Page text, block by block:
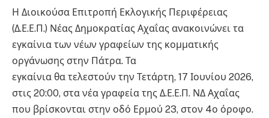
Η Διοικούσα Επιτροπή Εκλογικής Περιφέρειας
(Δ.Ε.Ε.Π.) Νέας Δημοκρατίας Αχαΐας ανακοινώνει τα
εγκαίνια των νέων γραφείων της κομματικής
οργάνωσης στην Πάτρα. Τα
εγκαίνια θα τελεστούν την Τετάρτη, 17 Ιουνίου 2026,
στις 20:00, στα νέα γραφεία της Δ.Ε.Ε.Π. ΝΔ Αχαΐας
που βρίσκονται στην οδό Ερμού 23, στον 4ο όροφο.